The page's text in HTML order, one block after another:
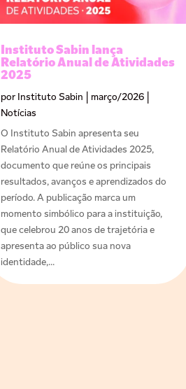
Instituto Sabin lança
Relatório Anual de Atividades
2025
por Instituto Sabin março/2026
Notícias
O Instituto Sabin apresenta seu
Relatório Anual de Atividades 2025,
documento que reúne os principais
resultados, avanços e aprendizados do
período. A publicação marca um
momento simbólico para a instituição,
que celebrou 20 anos de trajetória e
apresenta ao público sua nova
identidade,...